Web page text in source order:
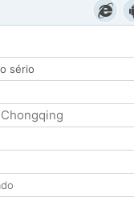
sério
Chongqing